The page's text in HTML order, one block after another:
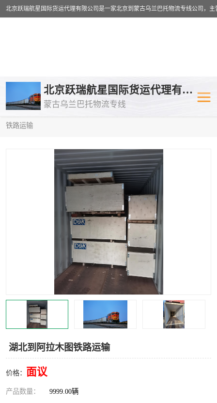
北京跃瑞航星国际货运代理有限公司
蒙古乌兰巴托物流专线
铁路运输
湖北到阿拉木图铁路运输
价格： 面议
产品数量： 9999.00辆
乌兰巴托物流专线 乌兰巴托铁
乌兰巴托公路运输
中欧班列
蒙古乌兰巴托双清包税
蒙古乌兰巴托空运专线
蒙古乌兰巴托汽运专线